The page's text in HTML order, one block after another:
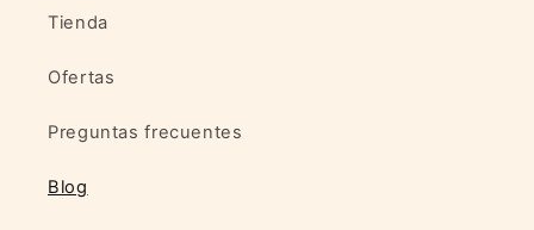
Tienda
Ofertas
Preguntas frecuentes
Blog